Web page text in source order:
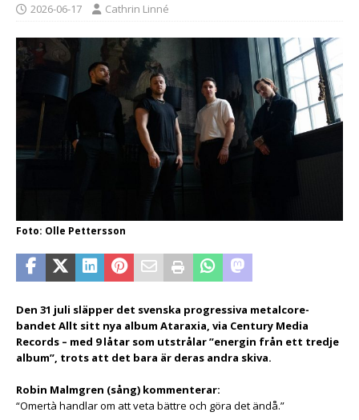
2026-06-17 Cathrin Linné
Foto: Olle Pettersson
Den 31 juli släpper det svenska progressiva metalcore-
bandet Allt sitt nya album Ataraxia, via Century Media
Records – med 9 låtar som utstrålar ”energin från ett tredje
album”, trots att det bara är deras andra skiva.
Robin Malmgren (sång) kommenterar:
“Omertà handlar om att veta bättre och göra det ändå.”